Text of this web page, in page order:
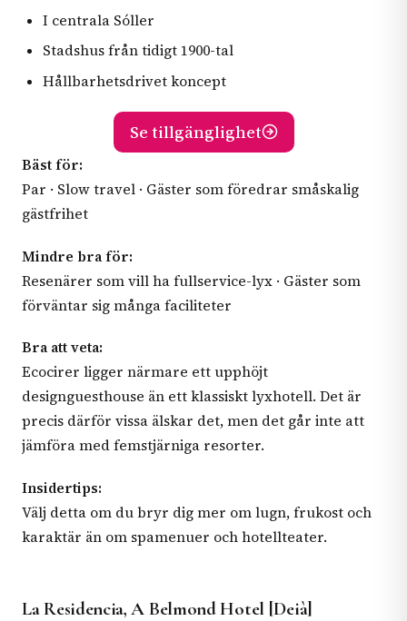
I centrala Sóller
Stadshus från tidigt 1900-tal
Hållbarhetsdrivet koncept
Se tillgänglighet
Bäst för:
Par · Slow travel · Gäster som föredrar småskalig
gästfrihet
Mindre bra för:
Resenärer som vill ha fullservice-lyx · Gäster som
förväntar sig många faciliteter
Bra att veta:
Ecocirer ligger närmare ett upphöjt
designguesthouse än ett klassiskt lyxhotell. Det är
precis därför vissa älskar det, men det går inte att
jämföra med femstjärniga resorter.
Insidertips:
Välj detta om du bryr dig mer om lugn, frukost och
karaktär än om spamenuer och hotellteater.
La Residencia, A Belmond Hotel [Deià]